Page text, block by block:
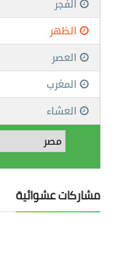
مشاركات عشوائية